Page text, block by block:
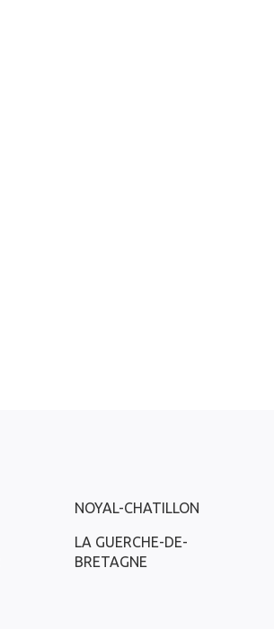
NOYAL-CHATILLON
LA GUERCHE-DE-
BRETAGNE